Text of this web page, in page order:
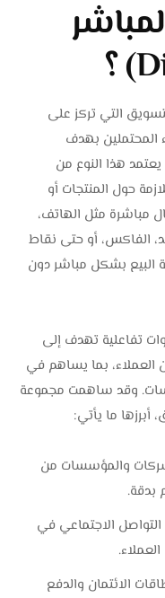
التي تركز على
المحتملين بهدف
هذا النوع من
حول المنتجات أو
مباشرة مثل الهاتف،
الفاكس، أو حتى نقاط
البيع بشكل مباشر دون
تفاعلية تهدف إلى
العملاء، بما يساهم في
وقد ساهمت مجموعة
ما يأتي:
والمؤسسات من
بدقة.
الاجتماعي في
الائتمان والدفع